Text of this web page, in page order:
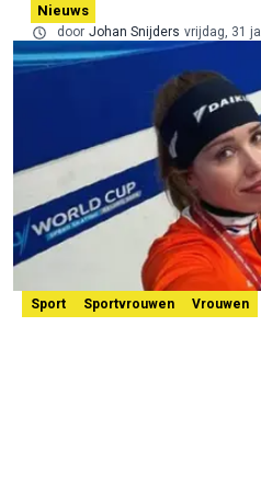
Nieuws
door Johan Snijders vrijdag, 31
Sport Sportvrouwen Vrouwen